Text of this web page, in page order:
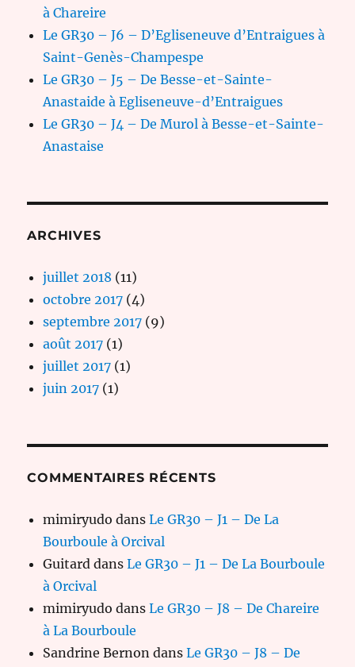
à Chareire
Le GR30 – J6 – D’Egliseneuve d’Entraigues à
Saint-Genès-Champespe
Le GR30 – J5 – De Besse-et-Sainte-
Anastaide à Egliseneuve-d’Entraigues
Le GR30 – J4 – De Murol à Besse-et-Sainte-
Anastaise
ARCHIVES
juillet 2018 (11)
octobre 2017 (4)
septembre 2017 (9)
août 2017 (1)
juillet 2017 (1)
juin 2017 (1)
COMMENTAIRES RÉCENTS
mimiryudo dansLe GR30 – J1 – De La
Bourboule à Orcival
Guitard dansLe GR30 – J1 – De La Bourboule
à Orcival
mimiryudo dansLe GR30 – J8 – De Chareire
à La Bourboule
Sandrine Bernon dansLe GR30 – J8 – De